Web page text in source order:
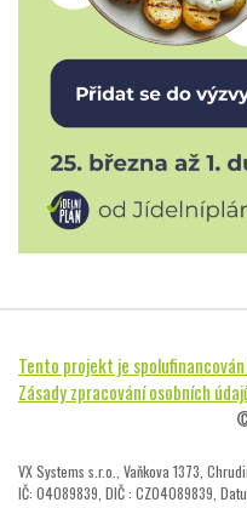
Tento projekt je
Zásady zpracování osobních
VX Systems s.r.o., Vaňkova 1373,
IČ: 04089839, DIČ : CZ04089839,